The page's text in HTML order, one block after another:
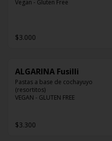
Vegan - Gluten Free
$3.000
ALGARINA Fusilli
Pastas a base de cochayuyo
(resortitos)
VEGAN - GLUTEN FREE
$3.300